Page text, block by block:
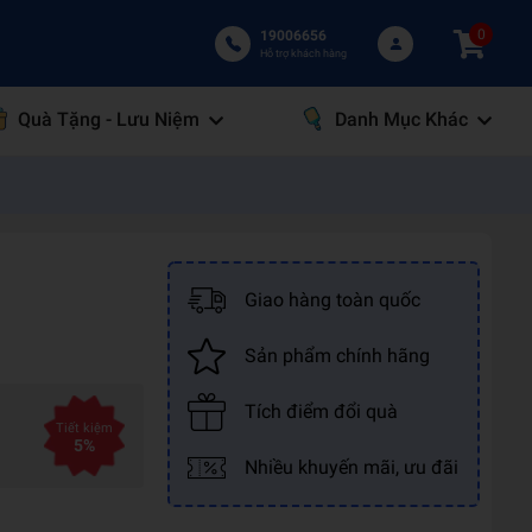
19006656
Hỗ trợ khách hàng
0
Quà Tặng - Lưu Niệm Danh Mục Khác
Tiết kiệm
5%
Giao hàng toàn quốc
Sản phẩm chính hãng
Tích điểm đổi quà
Nhiều khuyến mãi, ưu đãi